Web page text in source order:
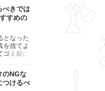
いけない
しょう。
べきでは
すめの
となった
を捨てよ
ゴミ箱に
ので、
てしま
べきでは
のNGな
つけるべ